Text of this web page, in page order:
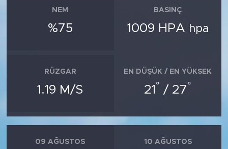
NEM
%75
BASINÇ
1009 HPA hpa
RÜZGAR
1.19 M/S
EN DÜŞÜK / EN YÜKSEK
21 ° / 27°
09 AĞUSTOS 10 AĞUSTOS